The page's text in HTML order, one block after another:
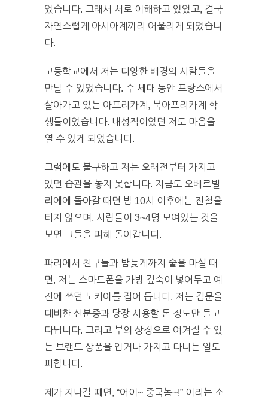
었습니다. 그래서 서로 이해하고 있었고, 결국
자연스럽게 아시아계끼리 어울리게 되었습니
다.
고등학교에서 저는 다양한 배경의 사람들을
만날 수 있었습니다. 수 세대 동안 프랑스에서
살아가고 있는 아프리카계, 북아프리카계 학
생들이었습니다. 내성적이었던 저도 마음을
열 수 있게 되었습니다.
그럼에도 불구하고 저는 오래전부터 가지고
있던 습관을 놓지 못합니다. 지금도 오베르빌
리에에 돌아갈 때면 밤 10시 이후에는 전철을
타지 않으며, 사람들이 3~4명 모여있는 것을
보면 그들을 피해 돌아갑니다.
파리에서 친구들과 밤늦게까지 술을 마실 때
면, 저는 스마트폰을 가방 깊숙이 넣어두고 예
전에 쓰던 노키아를 집어 듭니다. 저는 검문을
대비한 신분증과 당장 사용할 돈 정도만 들고
다닙니다. 그리고 부의 상징으로 여겨질 수 있
는 브랜드 상품을 입거나 가지고 다니는 일도
피합니다.
제가 지나갈 때면, “어이~ 중국놈~!” 이라는 소